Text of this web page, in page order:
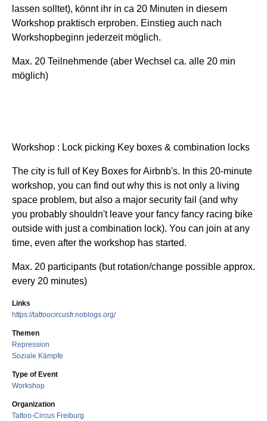
lassen solltet), könnt ihr in ca 20 Minuten in diesem
Workshop praktisch erproben. Einstieg auch nach
Workshopbeginn jederzeit möglich.
Max. 20 Teilnehmende (aber Wechsel ca. alle 20 min
möglich)
Workshop : Lock picking Key boxes & combination locks
The city is full of Key Boxes for Airbnb's. In this 20-minute
workshop, you can find out why this is not only a living
space problem, but also a major security fail (and why
you probably shouldn't leave your fancy fancy racing bike
outside with just a combination lock). You can join at any
time, even after the workshop has started.
Max. 20 participants (but rotation/change possible approx.
every 20 minutes)
Links
https://tattoocircusfr.noblogs.org/
Themen
Repression
Soziale Kämpfe
Type of Event
Workshop
Organization
Tattoo-Circus Freiburg